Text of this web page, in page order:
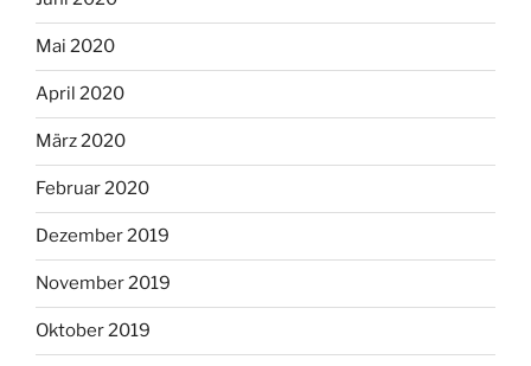
Mai 2020
April 2020
März 2020
Februar 2020
Dezember 2019
November 2019
Oktober 2019